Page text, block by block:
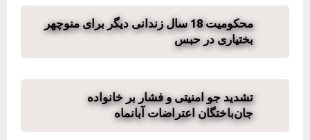
محکومیت 18 سال زندانی دیگر برای منوچهر
بختیاری در حبس
تشدید جو امنیتی و فشار بر خانواده‌
جان‌باختگان اعتراضات آبانماه